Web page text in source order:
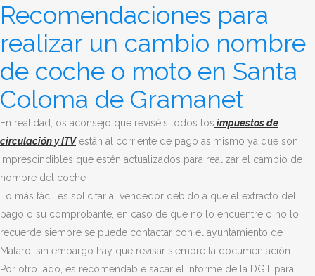
Recomendaciones para
realizar un cambio nombre
de coche o moto en Santa
Coloma de Gramanet
En realidad, os aconsejo que reviséis todos los impuestos de
circulación y ITVestán al corriente de pago asimismo ya que son
imprescindibles que estén actualizados para realizar el cambio de
nombre del coche
Lo más fácil es solicitar al vendedor debido a que el extracto del
pago o su comprobante, en caso de que no lo encuentre o no lo
recuerde siempre se puede contactar con el ayuntamiento de
Mataro, sin embargo hay que revisar siempre la documentación.
Por otro lado, es recomendable sacar el informe de la DGT para